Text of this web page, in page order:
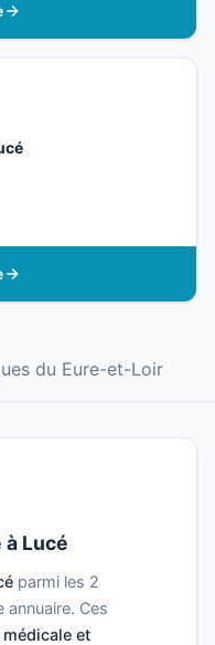
du Eure-et-Loir
Lucé
parmi les 2
annuaire. Ces
et